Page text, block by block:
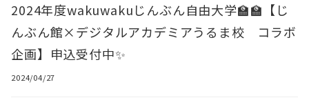
2024年度wakuwakuじんぶん自由大学🏫🏫【じ
んぶん館×デジタルアカデミアうるま校 コラボ
企画】申込受付中✨
2024/04/27